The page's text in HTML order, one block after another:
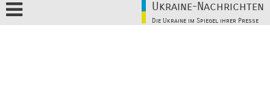
Ukraine-Nachrichten
Die Ukraine im Spiegel ihrer Presse